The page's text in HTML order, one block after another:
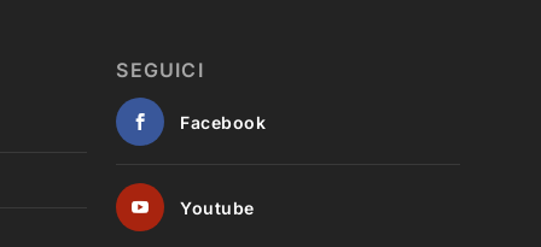
SEGUICI
Facebook
Youtube